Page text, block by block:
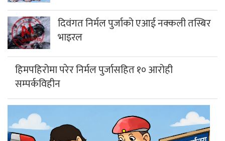
दिवंगत निर्मल पुर्जाको एआई नक्कली तस्बिर
भाइरल
हिमपहिरोमा परेर निर्मल पुर्जासहित १० आरोही
सम्पर्कविहीन